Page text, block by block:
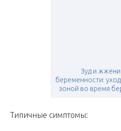
Зуд и
беременности:
зоной во время
Типичные симптомы: